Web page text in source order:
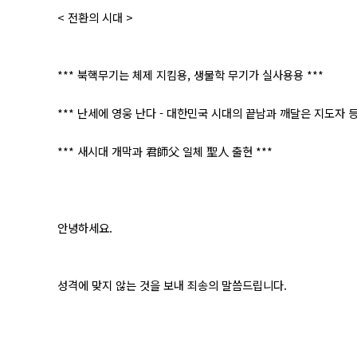
< 전환의 시대 >
*** 북핵무기는 체제 지킴용, 생물학 무기가 실사용용 ***
*** 난세에 영웅 난다 - 대한민국 시대의 끝남과 깨달은 지도자
*** 새시대 개막과 君師父 일체 聖人 출현 ***
안녕하세요.
성격에 맞지 않는 것을 보내 죄송의 말씀드립니다.